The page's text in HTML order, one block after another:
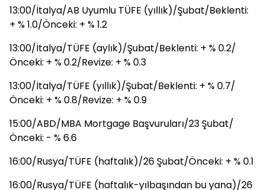
13:00/İtalya/AB Uyumlu TÜFE (yıllık)/Şubat/Beklenti:
+ % 1.0/Önceki: + % 1.2
13:00/İtalya/TÜFE (aylık)/Şubat/Beklenti: + % 0.2/
Önceki: + % 0.2/Revize: + % 0.3
13:00/İtalya/TÜFE (yıllık)/Şubat/Beklenti: + % 0.7/
Önceki: + % 0.8/Revize: + % 0.9
15:00/ABD/MBA Mortgage Başvuruları/23 Şubat/
Önceki: - % 6.6
16:00/Rusya/TÜFE (haftalık)/26 Şubat/Önceki: + % 0.1
16:00/Rusya/TÜFE (haftalık-yılbaşından bu yana)/26